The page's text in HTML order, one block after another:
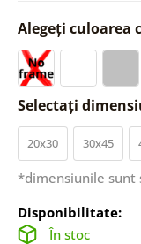
Alegeți culoarea
Selectați
20x30 30x45
*dimensiunile sunt
Disponibilitate:
În stoc